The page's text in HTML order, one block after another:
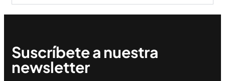
Suscríbete a nuestra
newsletter